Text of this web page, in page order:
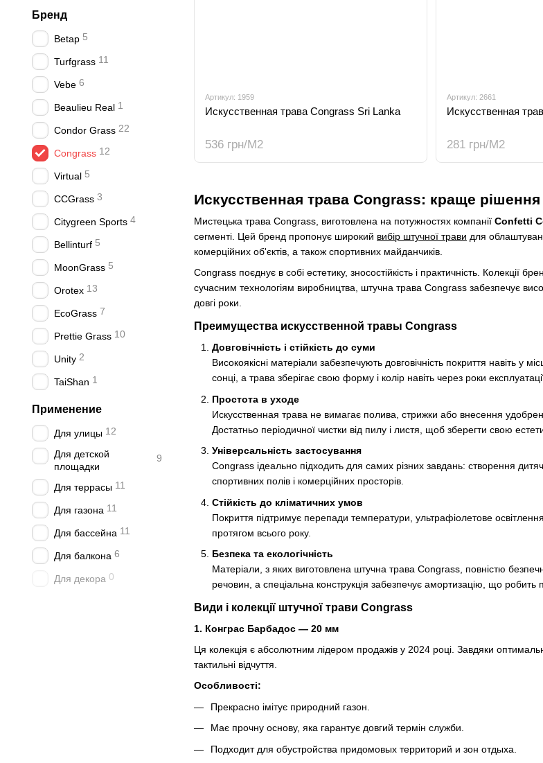
Искусственная трава Congrass: краще рішення
Мистецька трава Congrass, виготовлена ​​на потужностях компанії Confetti
сегменті. Цей бренд пропонує широкий вибір штучної трави для
комерційних об'єктів, а також спортивних майданчиків.
Congrass поєднує в собі естетику, зносостійкість і практичність. Колекції
сучасним технологіям виробництва, штучна трава Congrass забезпечує
довгі роки.
Преимущества искусственной травы Congrass
Довговічність і стійкість до суми
Високоякісні матеріали забезпечують довговічність покриття навіть
сонці, а трава зберігає свою форму і колір навіть через роки
Простота в уходе
Искусственная трава не вимагає полива, стрижки або внесення
Достатньо періодичної чистки від пилу і листя, щоб зберегти свою
Універсальність застосування
Congrass ідеально підходить для самих різних завдань: створення
спортивних полів і комерційних просторів.
Стійкість до кліматичних умов
Покриття підтримує перепади температури, ультрафіолетове
протягом всього року.
Безпека та екологічність
Матеріали, з яких виготовлена ​​штучна трава Congrass, повністю
речовин, а спеціальна конструкція забезпечує амортизацію, що робить
Види і колекції штучної трави Congrass
1. Конграс Барбадос — 20 мм
Ця колекція є абсолютним лідером продажів у 2024 році. Завдяки
тактильні відчуття.
Особливості:
Прекрасно імітує природний газон.
Має прочну основу, яка гарантує довгий термін служби.
Подходит для обустройства придомовых территорий и зон отдыха.
Артикул: 1959
Искусственная трава Congrass Sri Lanka
536 грн/М2
Артикул: 2661
Искусственная
281 грн/М2
Бренд
Betap 5
Turfgrass 11
Vebe 6
Beaulieu Real 1
Condor Grass 22
Congrass 12
Virtual 5
CCGrass 3
Citygreen Sports 4
Bellinturf 5
MoonGrass 5
Orotex 13
EcoGrass 7
Prettie Grass 10
Unity 2
TaiShan 1
Применение
Для улицы 12
Для детской
площадки
9
Для террасы 11
Для газона 11
Для бассейна 11
Для балкона 6
Для декора 0